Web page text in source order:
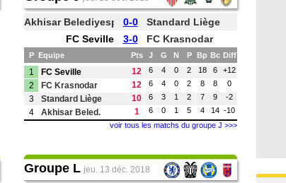
Akhisar Belediyespor0-0
Standard Liège
FC Seville
3-0 FC Krasnodar
P Equipe Pts J G N P Bp Bc Diff
1 FC Seville 12 6 4 0 2 18 6 +12
2 FC Krasnodar 12 6 4 0 2 8 8 0
3 Standard Liège 10 6 3 1 2 7 9 -2
4 Akhisar Beled. 1 6 0 1 5 4 14 -10
voir tous les matchs du groupe J >>>
Groupe L jeu. 13 déc. 2018